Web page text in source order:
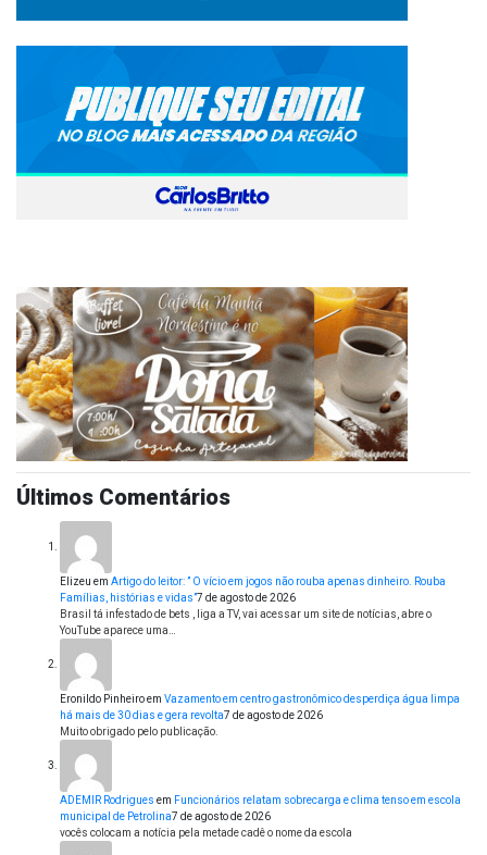
Últimos Comentários
Elizeu em Artigo do leitor: ” O vício em jogos não rouba apenas dinheiro. Rouba
Famílias, histórias e vidas”7 de agosto de 2026
Brasil tá infestado de bets , liga a TV, vai acessar um site de notícias, abre o
YouTube aparece uma…
Eronildo Pinheiroem Vazamento em centro gastronômico desperdiça água limpa
há mais de 30 dias e gera revolta7 de agosto de 2026
Muito obrigado pelo publicação.
ADEMIR Rodrigues em Funcionários relatam sobrecarga e clima tenso em escola
municipal de Petrolina7 de agosto de 2026
vocês colocam a notícia pela metade cadê o nome da escola